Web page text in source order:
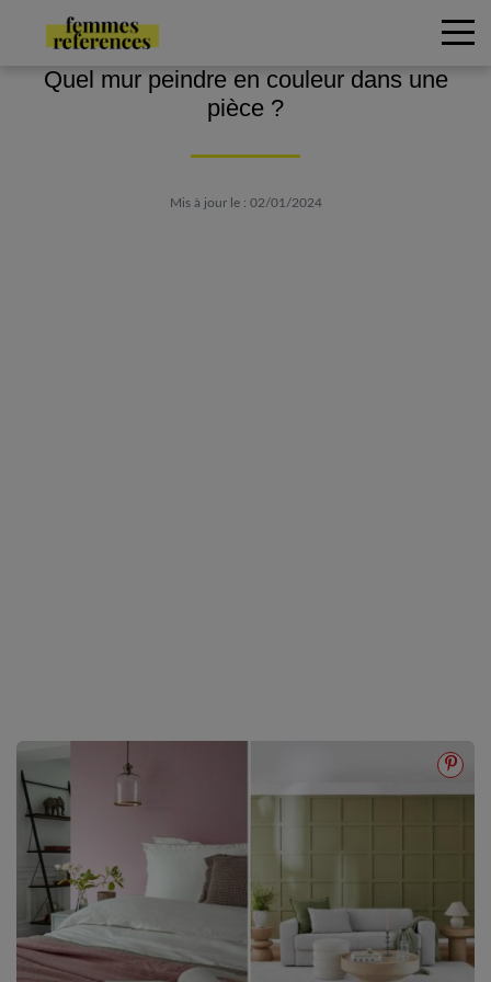
Quel mur peindre en couleur dans une
pièce ?
Mis à jour le : 02/01/2024